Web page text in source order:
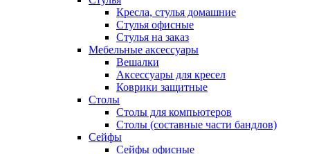
Кресла, стулья домашние
Стулья офисные
Стулья на заказ
Мебельные аксессуары
Вешалки
Аксессуары для кресел
Коврики защитные
Столы
Столы для компьютеров
Столы (составные части бандлов)
Сейфы
Сейфы офисные